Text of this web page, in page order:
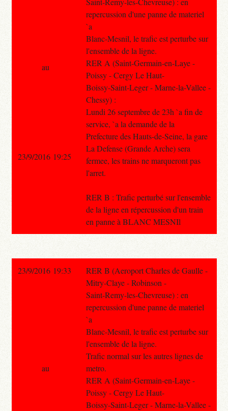
repercussion d'une panne de materiel
`a
Blanc-Mesnil, le trafic est perturbe sur
l'ensemble de la ligne.
RER A (Saint-Germain-en-Laye -
Poissy - Cergy Le Haut-
Boissy-Saint-Leger - Marne-la-Vallee -
Chessy) :
Lundi 26 septembre de 23h `a fin de
service, `a la demande de la
Prefecture des Hauts-de-Seine, la gare
La Defense (Grande Arche) sera
fermee, les trains ne marqueront pas
l'arret.
RER B : Trafic perturbé sur l'ensemble
de la ligne en répercussion d'un train
en panne à BLANC MESNIl
au
23/9/2016 19:25
23/9/2016 19:33
RER B (Aeroport Charles de Gaulle -
Mitry-Claye - Robinson -
Saint-Remy-les-Chevreuse) : en
repercussion d'une panne de materiel
`a
Blanc-Mesnil, le trafic est perturbe sur
l'ensemble de la ligne.
Trafic normal sur les autres lignes de
metro.
RER A (Saint-Germain-en-Laye -
Poissy - Cergy Le Haut-
Boissy-Saint-Leger - Marne-la-Vallee -
au